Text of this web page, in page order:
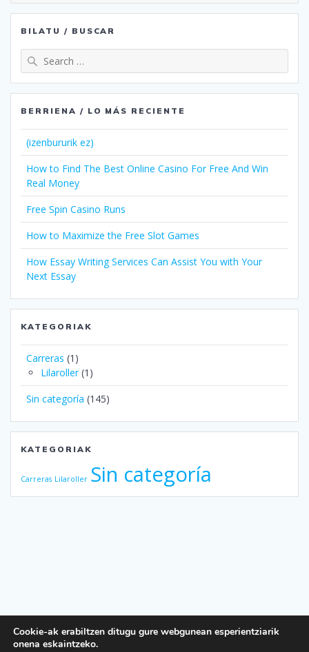
BILATU / BUSCAR
Search
for:
BERRIENA / LO MÁS RECIENTE
(izenbururik ez)
How to Find The Best Online Casino For Free And Win
Real Money
Free Spin Casino Runs
How to Maximize the Free Slot Games
How Essay Writing Services Can Assist You with Your
Next Essay
KATEGORIAK
Carreras (1)
Lilaroller(1)
Sin categoría (145)
KATEGORIAK
Carreras Lilaroller Sin categoría
Cookie-ak erabiltzen ditugu gure webgunean esperientziarik
onena eskaintzeko.